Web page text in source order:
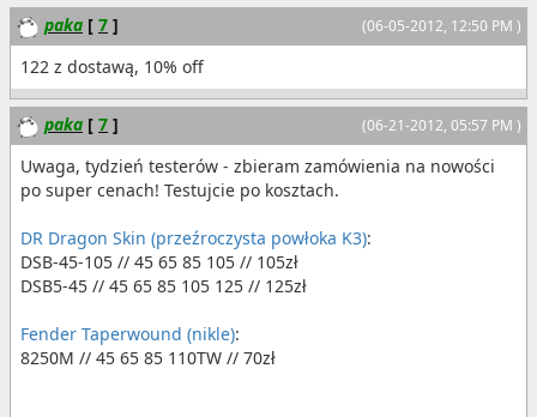
(06-05-2012, 12:50 PM )
paka [ 7 ]
122 z dostawą, 10% off
(06-21-2012, 05:57 PM )
paka [ 7 ]
Uwaga, tydzień testerów - zbieram zamówienia na nowości
po super cenach! Testujcie po kosztach.
DR Dragon Skin (przeźroczysta powłoka K3):
DSB-45-105 // 45 65 85 105 // 105zł
DSB5-45 // 45 65 85 105 125 // 125zł
Fender Taperwound (nikle):
8250M // 45 65 85 110TW // 70zł